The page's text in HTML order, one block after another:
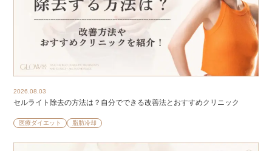
2026.08.03
セルライト除去の方法は？自分でできる改善法とおすすめクリニック
医療ダイエット 脂肪冷却